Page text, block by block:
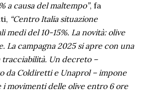
a causa del maltempo”, fa
“Centro Italia situazione
medi del 10-15%. La novità: olive
La campagna 2025 si apre con una
Un decreto –
da Coldiretti e Unaprol – impone
i movimenti delle olive entro 6 ore